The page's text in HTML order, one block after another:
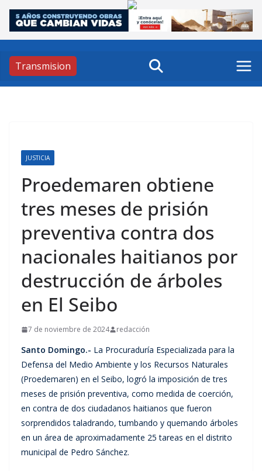
Skip
content
Transmision
JUSTICIA
Proedemaren obtiene
tres meses de prisión
preventiva contra dos
nacionales haitianos por
destrucción de árboles
en El Seibo
7 de noviembre de 2024 redacción
Santo Domingo.- La Procuraduría Especializada para la
Defensa del Medio Ambiente y los Recursos Naturales
(Proedemaren) en el Seibo, logró la imposición de tres
meses de prisión preventiva, como medida de coerción,
en contra de dos ciudadanos haitianos que fueron
sorprendidos taladrando, tumbando y quemando árboles
en un área de aproximadamente 25 tareas en el distrito
municipal de Pedro Sánchez.